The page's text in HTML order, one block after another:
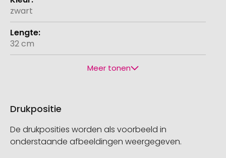
zwart
32 cm
Meer tonen
Drukpositie
De drukposities worden als voorbeeld in
onderstaande afbeeldingen weergegeven.